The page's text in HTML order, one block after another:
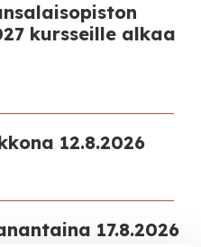
kursseille alkaa
12.8.2026
17.8.2026